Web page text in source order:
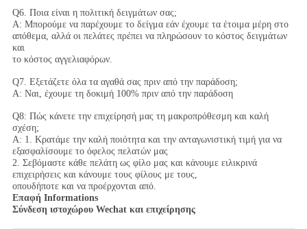
Q6. Ποια είναι η πολιτική δειγμάτων σας;
Α: Μπορούμε να παρέχουμε το δείγμα εάν έχουμε τα έτοιμα μέρη στο
απόθεμα, αλλά οι πελάτες πρέπει να πληρώσουν το κόστος δειγμάτων
και
το κόστος αγγελιαφόρων.
Q7. Εξετάζετε όλα τα αγαθά σας πριν από την παράδοση;
Α: Ναι, έχουμε τη δοκιμή 100% πριν από την παράδοση
Q8: Πώς κάνετε την επιχείρησή μας τη μακροπρόθεσμη και καλή
σχέση;
Α: 1. Κρατάμε την καλή ποιότητα και την ανταγωνιστική τιμή για να
εξασφαλίσουμε το όφελος πελατών μας
2. Σεβόμαστε κάθε πελάτη ως φίλο μας και κάνουμε ειλικρινά
επιχειρήσεις και κάνουμε τους φίλους με τους,
οπουδήποτε και να προέρχονται από.
Επαφή Informations
Σύνδεση ιστοχώρου Wechat και επιχείρησης